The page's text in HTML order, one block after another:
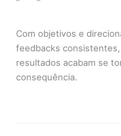
Com objetivos e
feedbacks
resultados acabam se
consequência.